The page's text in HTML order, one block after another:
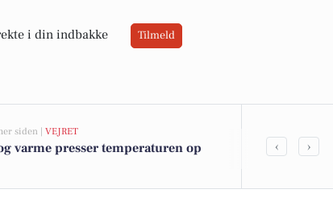
i din indbakke Tilmeld
siden | VEJRET
varme presser temperaturen op
10 dyreste
‹ ›